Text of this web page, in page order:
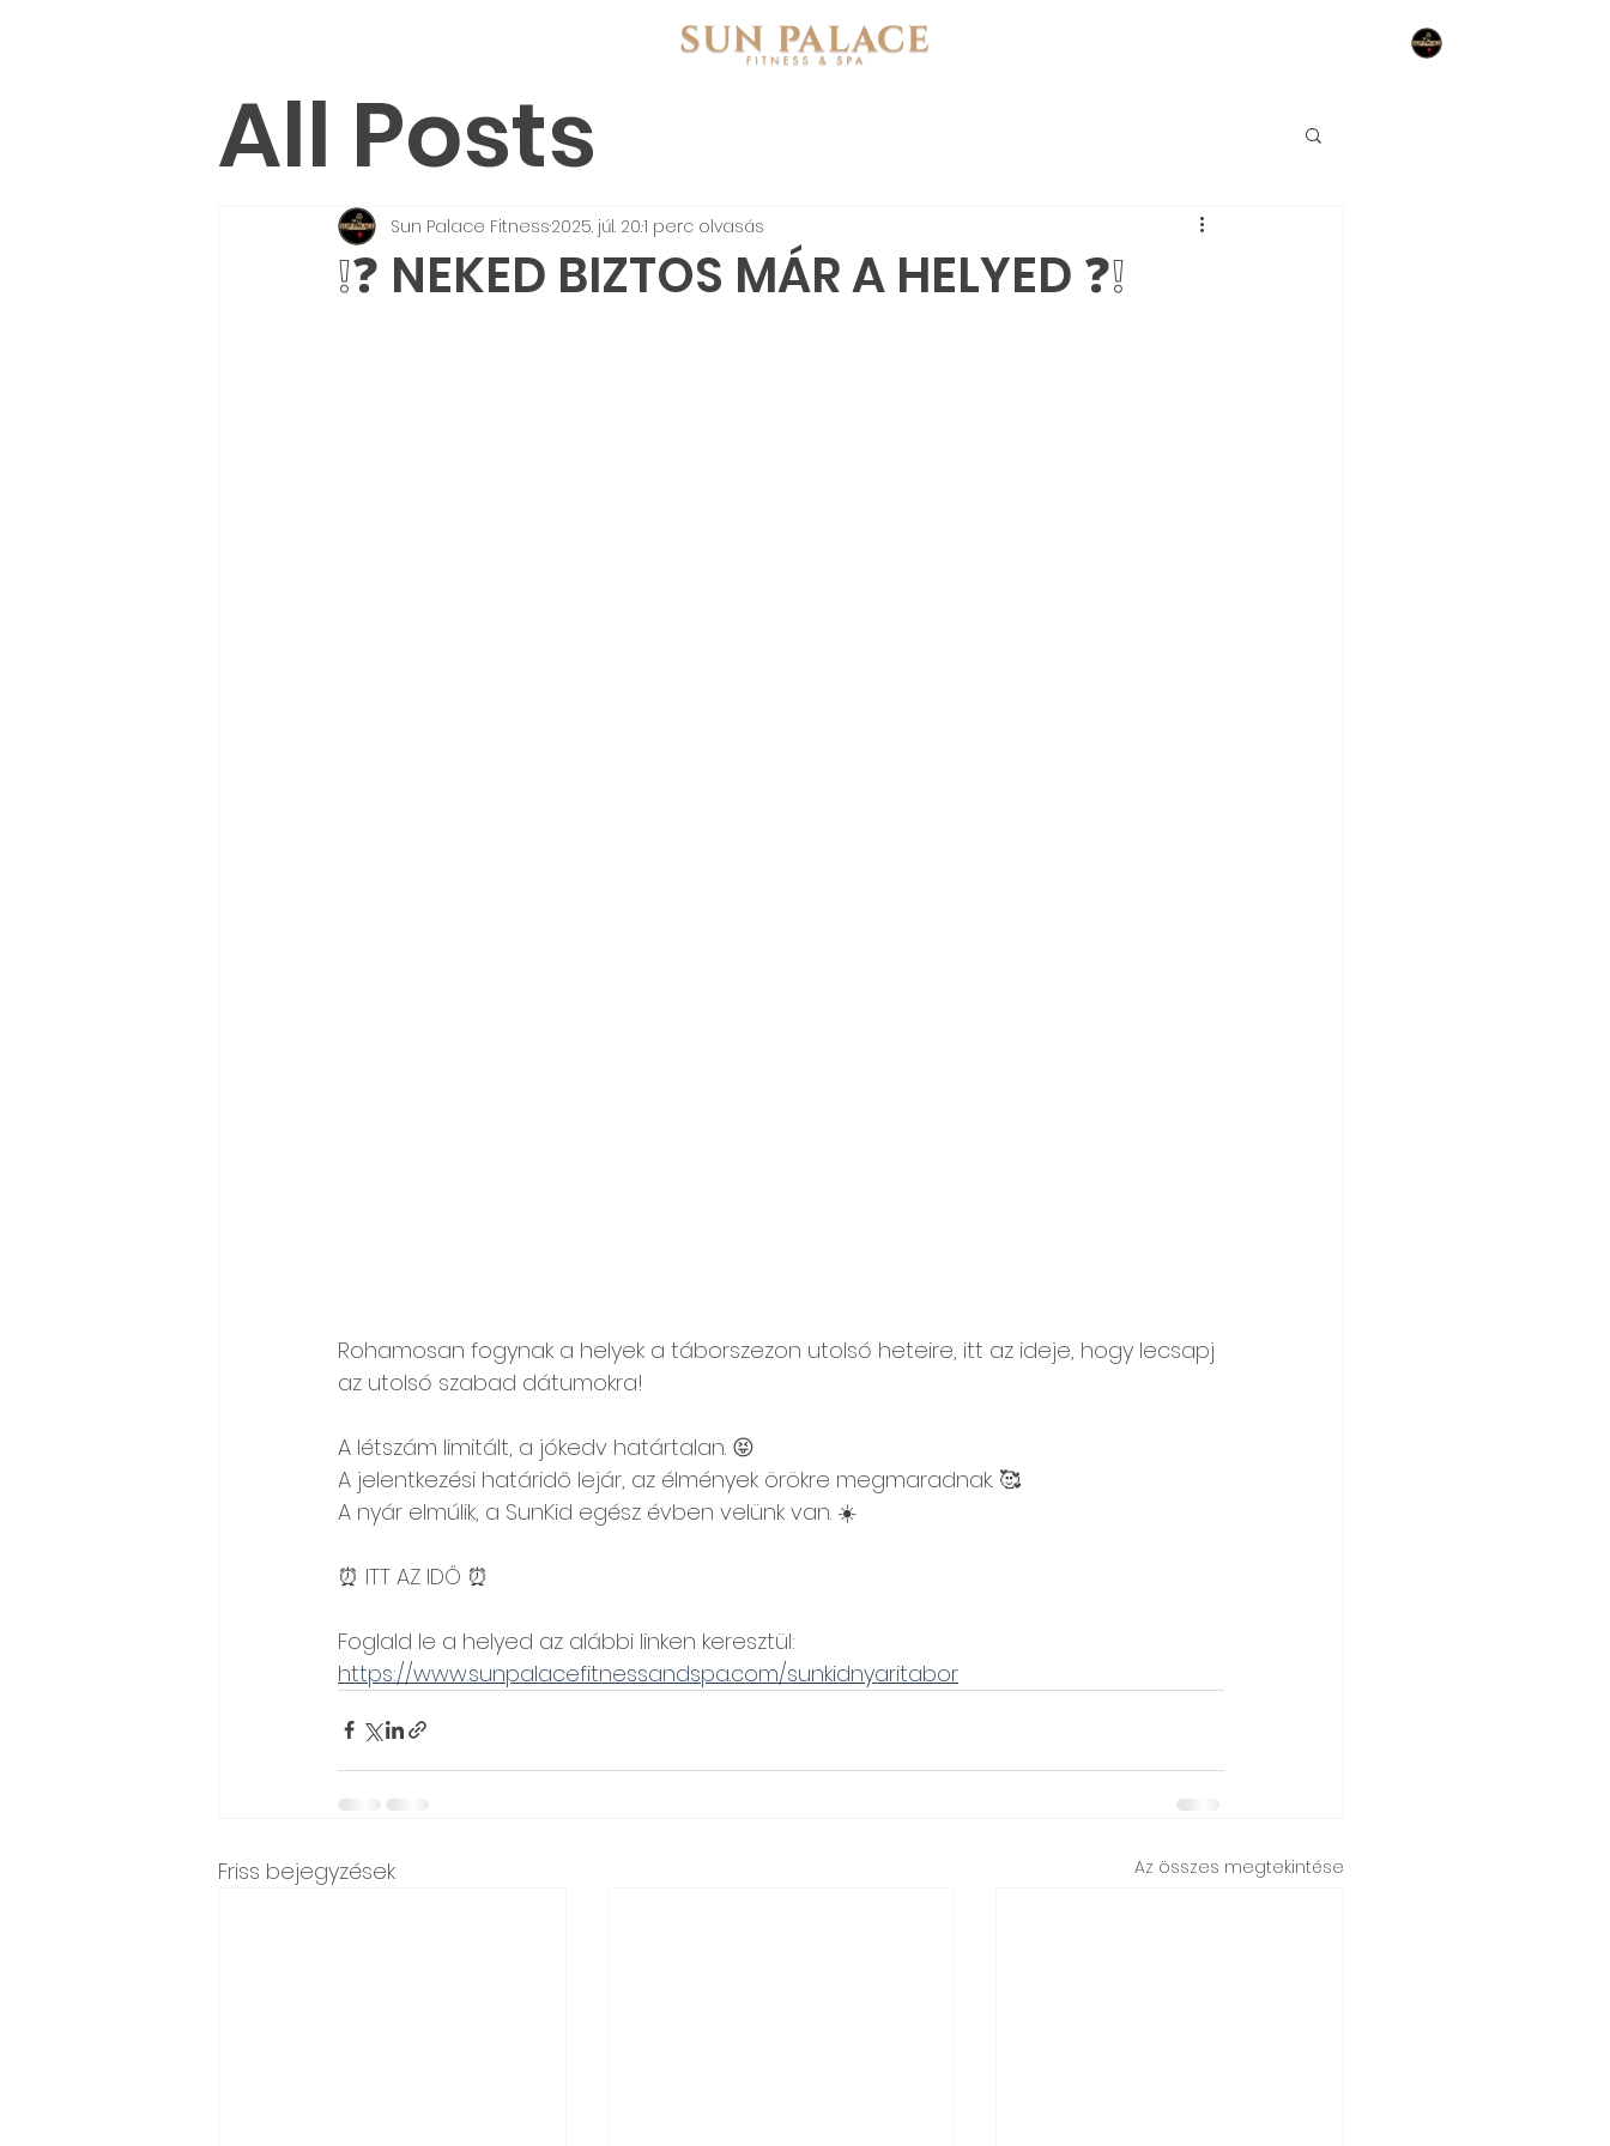
All Posts
❕❓ NEKED BIZTOS MÁR A HELYED ❓❕
Sun Palace Fitness2025. júl. 20.1 perc olvasás
Rohamosan fogynak a helyek a táborszezon utolsó heteire, itt az ideje, hogy lecsapj
az utolsó szabad dátumokra!
A létszám limitált, a jókedv határtalan. 😝
A jelentkezési határidő lejár, az élmények örökre megmaradnak. 🥰
A nyár elmúlik, a SunKid egész évben velünk van. ☀️
⏰ ITT AZ IDŐ ⏰
Foglald le a helyed az alábbi linken keresztül:
https://www.sunpalacefitnessandspa.com/sunkidnyaritabor
Friss bejegyzések Az összes megtekintése